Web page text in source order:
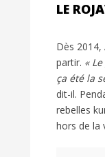
LE
Dès 2014,
partir. «
ça été la
dit-il.
rebelles
hors de la